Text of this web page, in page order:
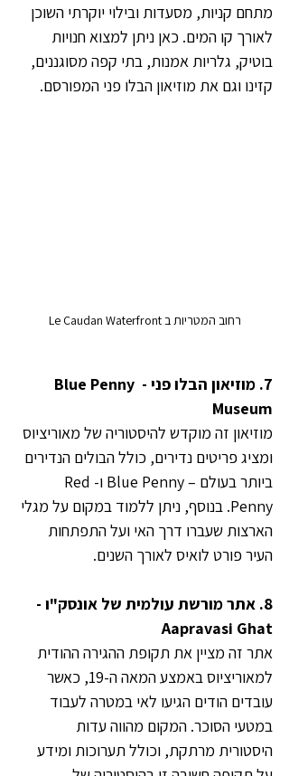
מתחם קניות, מסעדות ובילוי יוקרתי השוכן
לאורך קו המים. כאן ניתן למצוא חנויות
בוטיק, גלריות אמנות, בתי קפה מסוגננים,
קזינו וגם את מוזיאון הבלו פני המפורסם.
רחוב המטריות ב Le Caudan Waterfront
7. מוזיאון הבלו פני - Blue Penny
Museum
מוזיאון זה מוקדש להיסטוריה של מאוריציוס
ומציג פריטים נדירים, כולל הבולים הנדירים
ביותר בעולם – Blue Penny ו-Red
Penny. בנוסף, ניתן ללמוד במקום על מגלי
הארצות שעברו דרך האי ועל התפתחות
העיר פורט לואיס לאורך השנים.
8. אתר מורשת עולמית של אונסק"ו -
Aapravasi Ghat
אתר זה מציין את תקופת ההגירה ההודית
למאוריציוס באמצע המאה ה-19, כאשר
עובדים הודים הגיעו לאי במטרה לעבוד
במטעי הסוכר. המקום מהווה עדות
היסטורית מרתקת, וכולל תערוכות ומידע